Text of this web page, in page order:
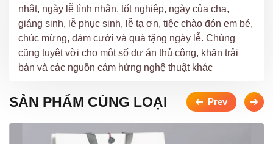
nhật, ngày lễ tình nhân, tốt nghiệp, ngày của cha,
giáng sinh, lễ phục sinh, lễ tạ ơn, tiệc chào đón em bé,
chúc mừng, đám cưới và quà tặng ngày lễ. Chúng
cũng tuyệt vời cho một số dự án thủ công, khăn trải
bàn và các nguồn cảm hứng nghệ thuật khác
SẢN PHẨM CÙNG LOẠI